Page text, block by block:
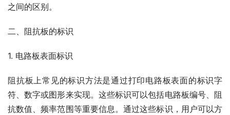
之间的区别。
二、阻抗板的标识
1. 电路板表面标识
阻抗板上常见的标识方法是通过打印电路板表面的标识字
符、数字或图形来实现。这些标识可以包括电路板编号、阻
抗数值、频率范围等重要信息。通过这些标识，用户可以方